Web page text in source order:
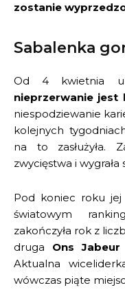
zostanie
Sabalenka
Od 4 kwietnia
nieprzerwanie jest
niespodziewanie
kolejnych
na to zasłużyła.
zwycięstwa i
Pod koniec roku
światowym
zakończyła rok z
druga Ons
Aktualna
wówczas piąte